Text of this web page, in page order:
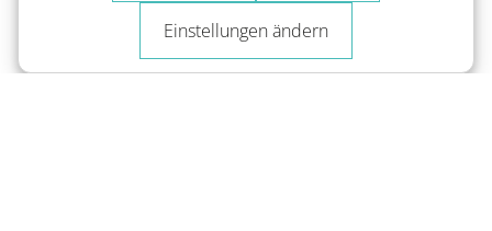
Einstellungen ändern